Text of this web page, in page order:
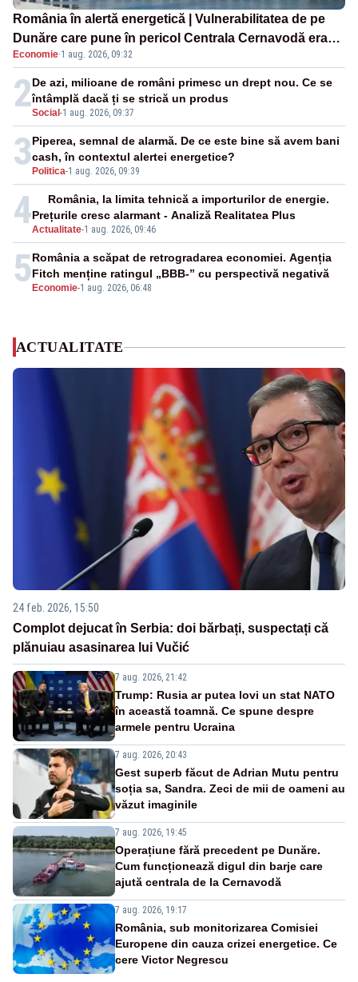
România în alertă energetică | Vulnerabilitatea de pe
Dunăre care pune în pericol Centrala Cernavodă era
cunoscută de pe vremea lui Ceaușescu
Economie·1 aug. 2026, 09:32
2Social -1 aug. 2026, 09:37
De azi, milioane de români primesc un drept nou. Ce se
întâmplă dacă ți se strică un produs
3 Politica-1 aug. 2026, 09:39
Piperea, semnal de alarmă. De ce este bine să avem bani
cash, în contextul alertei energetice?
4Actualitate-1 aug. 2026, 09:46
România, la limita tehnică a importurilor de energie.
Prețurile cresc alarmant - Analiză Realitatea Plus
5 Economie-1 aug. 2026, 06:48
România a scăpat de retrogradarea economiei. Agenția
Fitch menține ratingul „BBB-” cu perspectivă negativă
ACTUALITATE
24 feb. 2026, 15:50
Complot dejucat în Serbia: doi bărbați, suspectați că
plănuiau asasinarea lui Vučić
7 aug. 2026, 21:42
Trump: Rusia ar putea lovi un stat NATO
în această toamnă. Ce spune despre
armele pentru Ucraina
7 aug. 2026, 20:43
Gest superb făcut de Adrian Mutu pentru
soția sa, Sandra. Zeci de mii de oameni au
văzut imaginile
7 aug. 2026, 19:45
Operațiune fără precedent pe Dunăre.
Cum funcționează digul din barje care
ajută centrala de la Cernavodă
7 aug. 2026, 19:17
România, sub monitorizarea Comisiei
Europene din cauza crizei energetice. Ce
cere Victor Negrescu